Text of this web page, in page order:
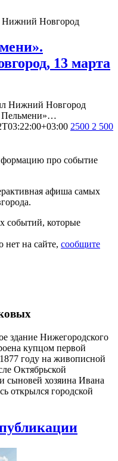
Новгород
13 марта
Нижний Новгород
Пельмени»…
2500 2 500
про событие
афиша самых
событий, которые
нет на сайте, сообщите
здание Нижегородского
купцом первой
году на живописной
Октябрьской
сыновей хозяина Ивана
открылся городской